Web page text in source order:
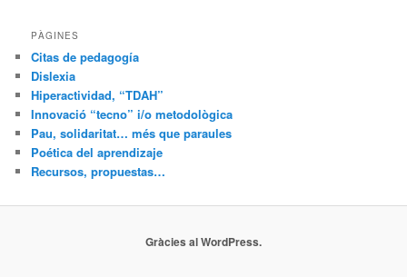
PÀGINES
Citas de pedagogía
Dislexia
Hiperactividad, “TDAH”
Innovació “tecno” i/o metodològica
Pau, solidaritat… més que paraules
Poética del aprendizaje
Recursos, propuestas…
Gràcies al WordPress.